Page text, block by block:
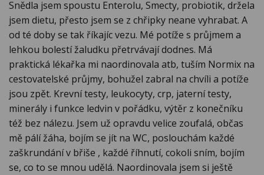
Snědla jsem spoustu Enterolu, Smecty, probiotik, držela
jsem dietu, přesto jsem se z chřipky neane vyhrabat. A
od té doby se tak říkajíc vezu. Mé potíže s průjmem a
lehkou bolestí žaludku přetrvávají dodnes. Má
praktická lékařka mi naordinovala atb, tuším Normix na
cestovatelské průjmy, bohužel zabral na chvíli a potíže
jsou zpět. Krevní testy, leukocyty, crp, jaterní testy,
minerály i funkce ledvin v pořádku, výtěr z konečníku
též bez nálezu. Jsem už opravdu velice zoufalá, občas
mě pálí žáha, bojím se jít na WC, poslouchám každé
zaškrundání v břiše , každé říhnutí, cokoli sním, bojím
se, co to se mnou udělá. Naordinovala jsem si ještě